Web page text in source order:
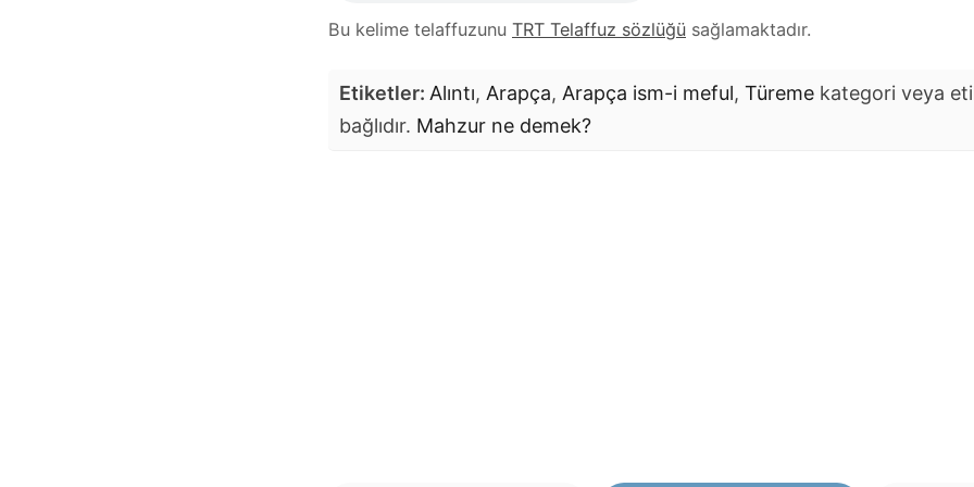
Bu kelime telaffuzunu TRT Telaffuz sözlüğü sağlamaktadır.
Etiketler: Alıntı, Arapça, Arapça ism-i meful, Türeme kategori veya
bağlıdır. Mahzur ne demek?